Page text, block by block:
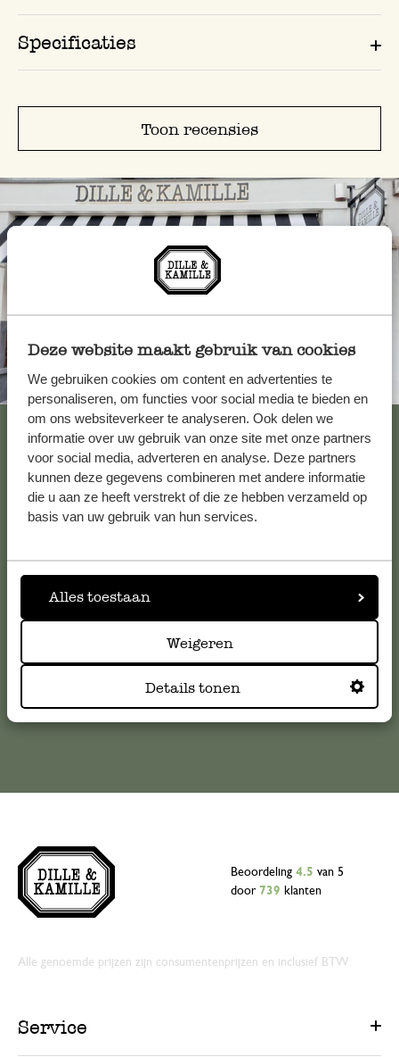
Deze website maakt gebruik van cookies
We gebruiken cookies om content en advertenties te
personaliseren, om functies voor social media te bieden en
om ons websiteverkeer te analyseren. Ook delen we
informatie over uw gebruik van onze site met onze partners
voor social media, adverteren en analyse. Deze partners
kunnen deze gegevens combineren met andere informatie
die u aan ze heeft verstrekt of die ze hebben verzameld op
basis van uw gebruik van hun services.
Alles toestaan
Weigeren
Details tonen
Specificaties
Toon recensies
Altijd in de buurt
Bekijk alle 62 winkels
Klantenservice
meestgestelde vragen
klantenservice@dille-kamille.com
Online Klantenservice
Beoordeling 4.5 van 5
door 739 klanten
Alle genoemde prijzen zijn consumentenprijzen en inclusief BTW.
Service